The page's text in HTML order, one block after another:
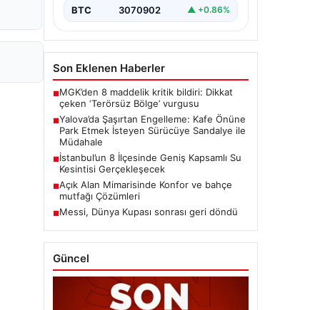
BTC 3070902 ▲ +0.86%
Son Eklenen Haberler
■MGK’den 8 maddelik kritik bildiri: Dikkat
çeken ‘Terörsüz Bölge’ vurgusu
■Yalova’da Şaşırtan Engelleme: Kafe Önüne
Park Etmek İsteyen Sürücüye Sandalye ile
Müdahale
■İstanbul’un 8 İlçesinde Geniş Kapsamlı Su
Kesintisi Gerçekleşecek
■Açık Alan Mimarisinde Konfor ve bahçe
mutfağı Çözümleri
■Messi, Dünya Kupası sonrası geri döndü
Güncel